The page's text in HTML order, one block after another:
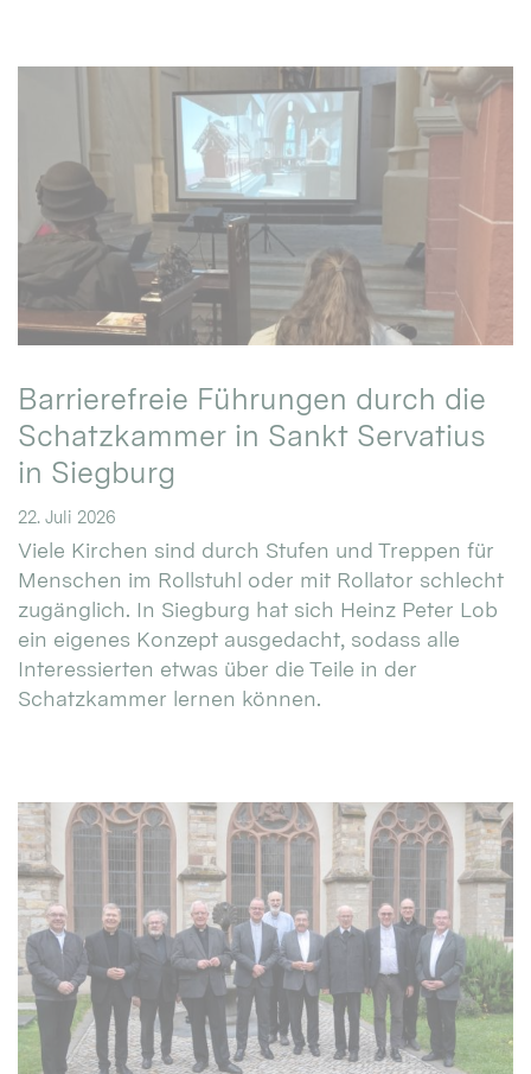
Barrierefreie Führungen durch die
Schatzkammer in Sankt Servatius
in Siegburg
22. Juli 2026
Viele Kirchen sind durch Stufen und Treppen für
Menschen im Rollstuhl oder mit Rollator schlecht
zugänglich. In Siegburg hat sich Heinz Peter Lob
ein eigenes Konzept ausgedacht, sodass alle
Interessierten etwas über die Teile in der
Schatzkammer lernen können.